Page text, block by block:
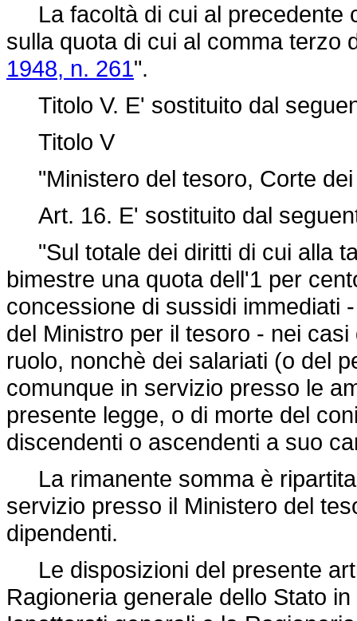
La facoltà di cui al precedente
sulla quota di cui al comma terzo
1948, n. 261".
Titolo V. E' sostituito dal
Titolo V
"Ministero del tesoro, Corte dei
Art. 16. E' sostituito dal
"Sul totale dei diritti di cui alla
bimestre una quota dell'1 per
concessione di sussidi immediati
del Ministro per il tesoro - nei
ruolo, nonchè dei salariati (o del
comunque in servizio presso le
presente legge, o di morte del
discendenti o ascendenti a suo
La rimanente somma è
servizio presso il Ministero del
dipendenti.
Le disposizioni del presente
Ragioneria generale dello Stato